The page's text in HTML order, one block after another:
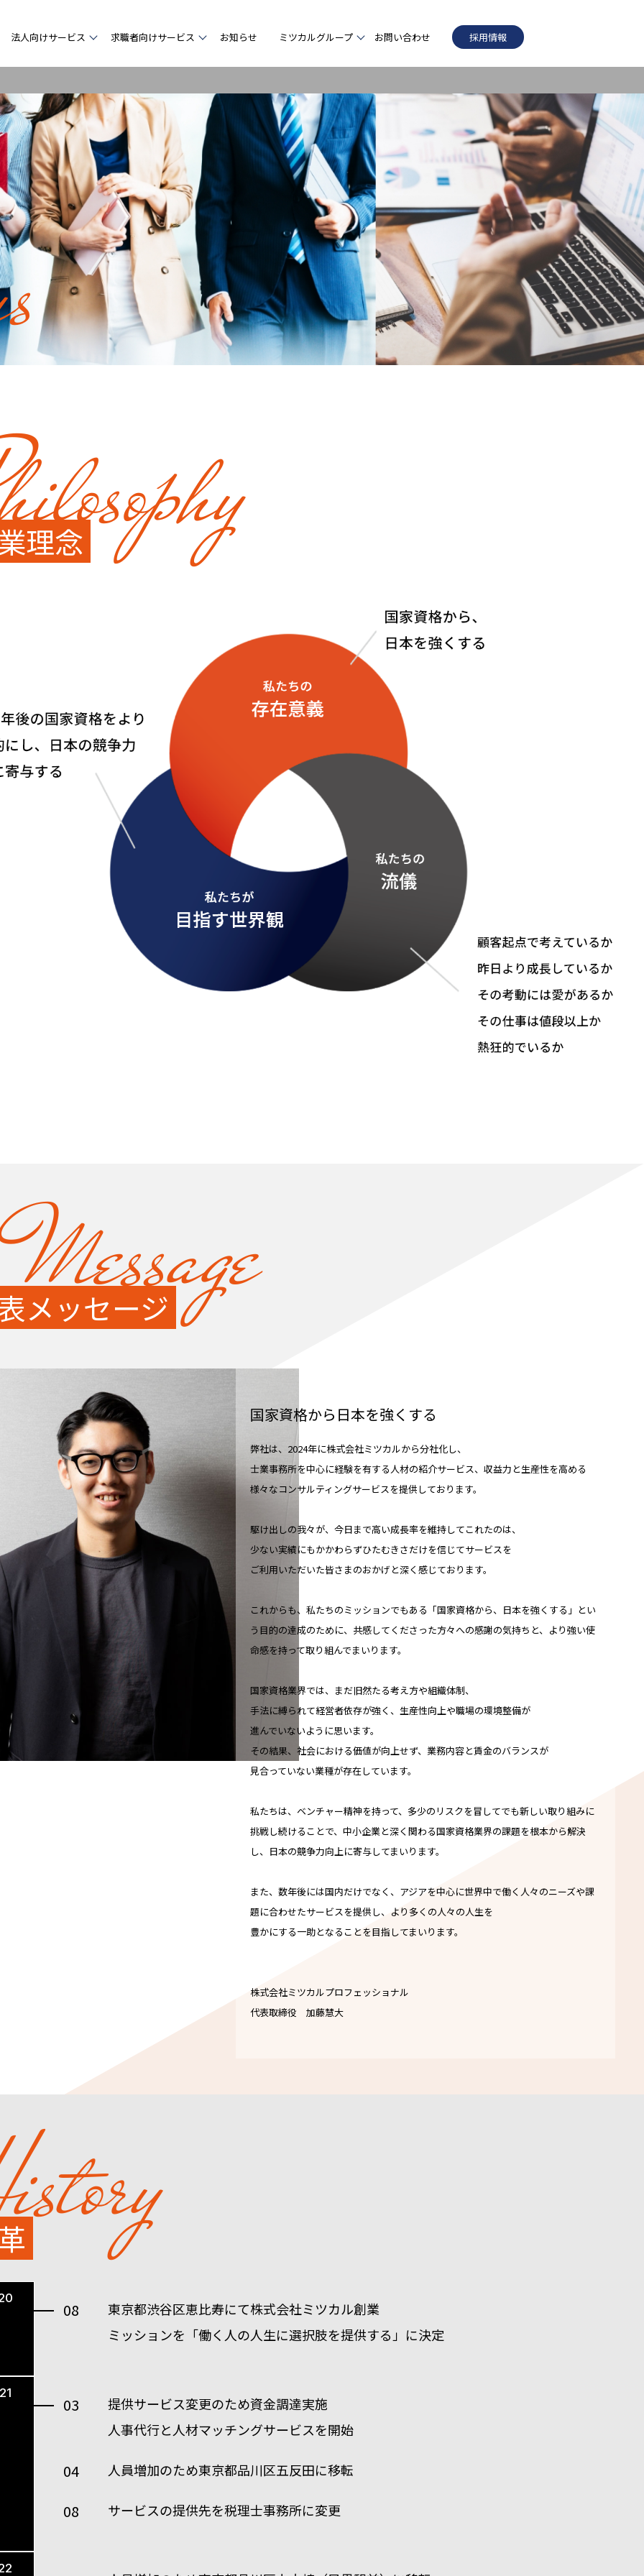
法人向けサービス 求職者向けサービス お知らせ ミツカルグループ お問い合わせ 採用情報
理念
Message
メッセージ
国家資格から日本を強くする
弊社は、2024年に株式会社ミツカルから分社化し、
士業事務所を中心に経験を有する人材の紹介サービス、収益力と生産性を高める
様々なコンサルティングサービスを提供しております。
駆け出しの我々が、今日まで高い成長率を維持してこれたのは、
少ない実績にもかかわらずひたむきさだけを信じてサービスを
ご利用いただいた皆さまのおかげと深く感じております。
これからも、私たちのミッションでもある「国家資格から、日本を強くする」とい
う目的の達成のために、共感してくださった方々への感謝の気持ちと、より強い使
命感を持って取り組んでまいります。
国家資格業界では、まだ旧然たる考え方や組織体制、
手法に縛られて経営者依存が強く、生産性向上や職場の環境整備が
進んでいないように思います。
その結果、社会における価値が向上せず、業務内容と賃金のバランスが
見合っていない業種が存在しています。
私たちは、ベンチャー精神を持って、多少のリスクを冒してでも新しい取り組みに
挑戦し続けることで、中小企業と深く関わる国家資格業界の課題を根本から解決
し、日本の競争力向上に寄与してまいります。
また、数年後には国内だけでなく、アジアを中心に世界中で働く人々のニーズや課
題に合わせたサービスを提供し、より多くの人々の人生を
豊かにする一助となることを目指してまいります。
株式会社ミツカルプロフェッショナル
代表取締役 加藤慧大
08
東京都渋谷区恵比寿にて株式会社ミツカル創業
ミッションを「働く人の人生に選択肢を提供する」に決定
03
提供サービス変更のため資金調達実施
人事代行と人材マッチングサービスを開始
04 人員増加のため東京都品川区五反田に移転
08 サービスの提供先を税理士事務所に変更